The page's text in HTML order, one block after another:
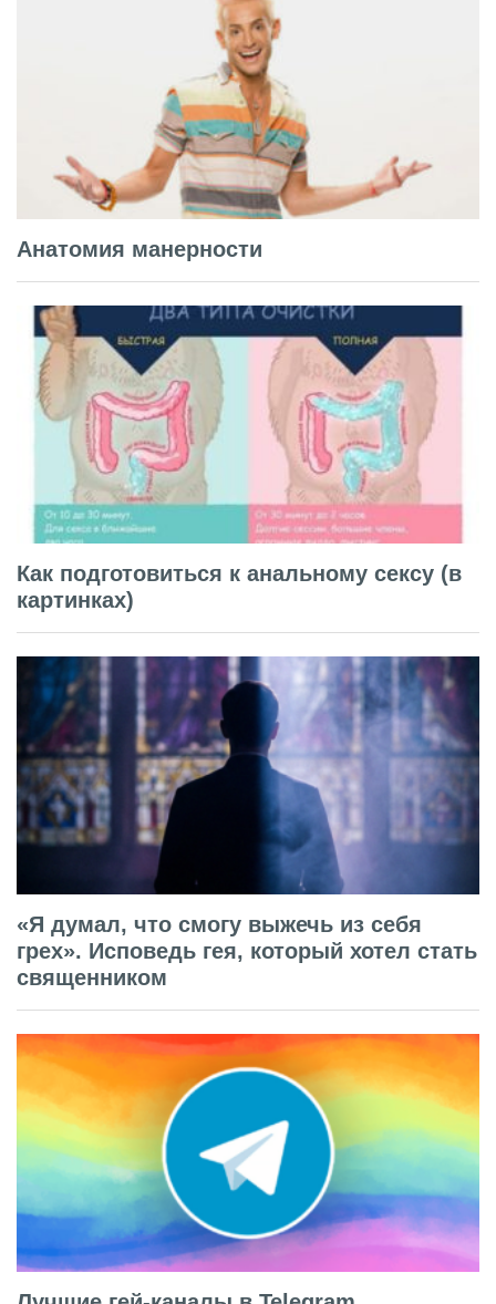
Анатомия манерности
Как подготовиться к анальному сексу (в
картинках)
«Я думал, что смогу выжечь из себя
грех». Исповедь гея, который хотел стать
священником